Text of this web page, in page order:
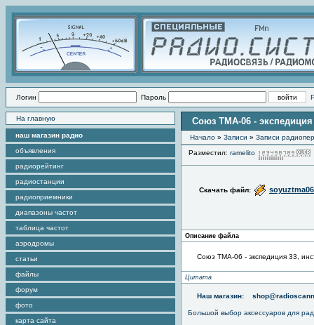
Логин Пароль
На главную
наш магазин радио
объявления
радиорейтинг
радиостанции
радиоприемники
диапазоны частот
таблица частот
аэродромы
статьи
файлы
форум
фото
карта сайта
Союз ТМА-06 - экспедиция
Начало » Записи » Записи
Разместил: ramelito
Скачать файл:
Описание файла
Союз ТМА-06 - экспедиция 33,
Цитата
Наш магазин:
Большой выбор аксессуаров для